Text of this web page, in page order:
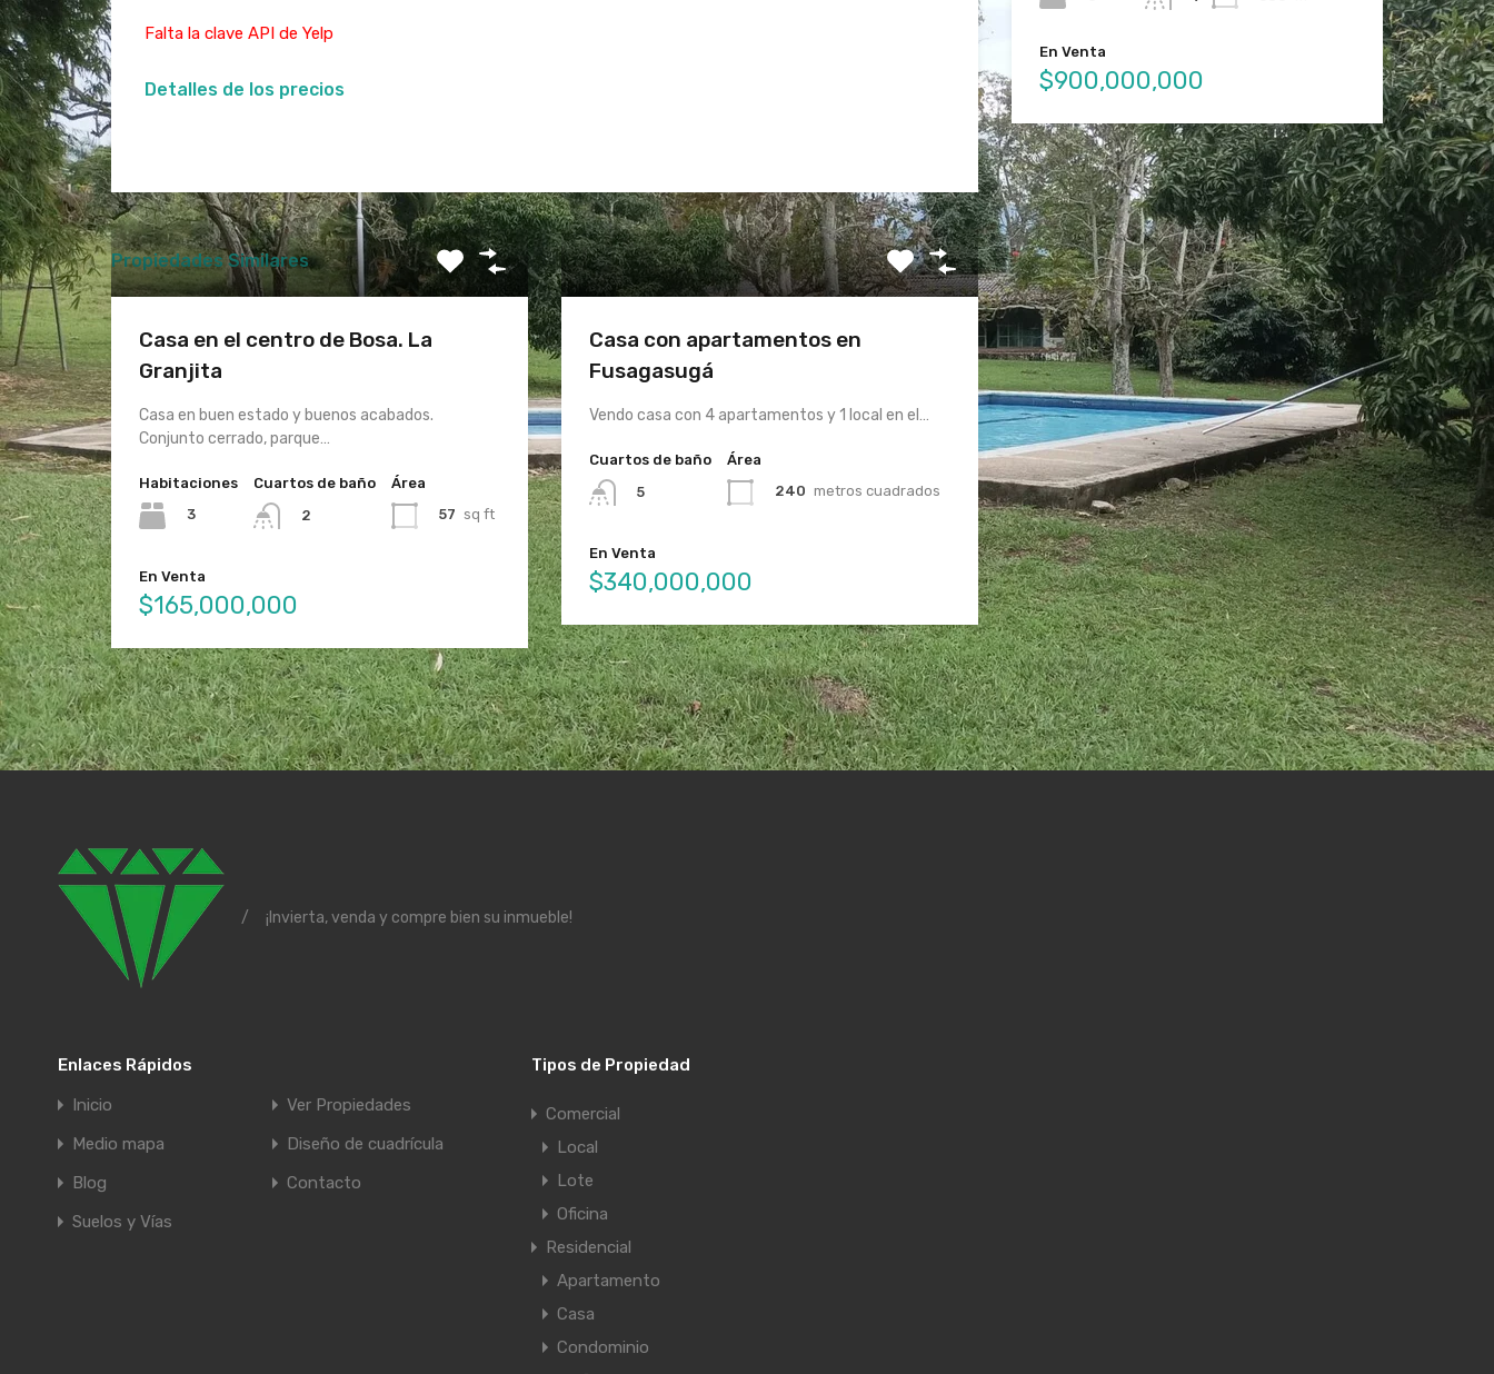
Falta la clave API de Yelp
Detalles de los precios
Propiedades Similares
Casa en el centro de Bosa. La
Granjita
Casa en buen estado y buenos acabados.
Conjunto cerrado, parque…
Habitaciones
3
Cuartos de baño
2
Área
57 sq ft
En Venta
$165,000,000
Casa con apartamentos en
Fusagasugá
Vendo casa con 4 apartamentos y 1 local en el…
Cuartos de baño
5
Área
240 metros cuadrados
En Venta
$340,000,000
En Venta
$900,000,000
/ ¡Invierta, venda y compre bien su inmueble!
Enlaces Rápidos
Inicio
Ver Propiedades
Medio mapa
Diseño de cuadrícula
Blog
Contacto
Suelos y Vías
Tipos de Propiedad
Comercial
Local
Lote
Oficina
Residencial
Apartamento
Casa
Condominio